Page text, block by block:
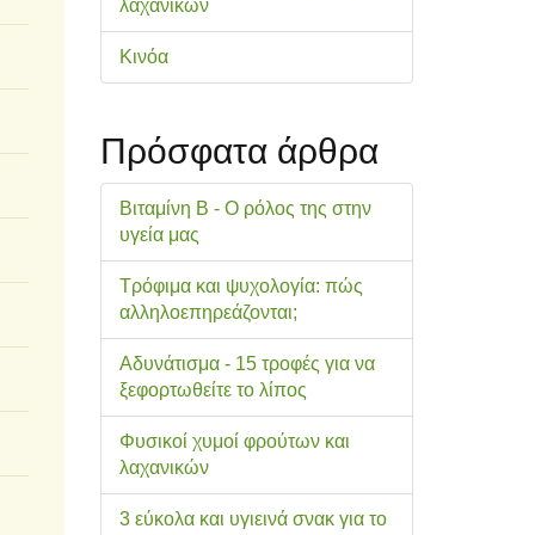
λαχανικών
Κινόα
Πρόσφατα άρθρα
Βιταμίνη Β - Ο ρόλος της στην
υγεία μας
Τρόφιμα και ψυχολογία: πώς
αλληλοεπηρεάζονται;
Αδυνάτισμα - 15 τροφές για να
ξεφορτωθείτε το λίπος
Φυσικοί χυμοί φρούτων και
λαχανικών
3 εύκολα και υγιεινά σνακ για το